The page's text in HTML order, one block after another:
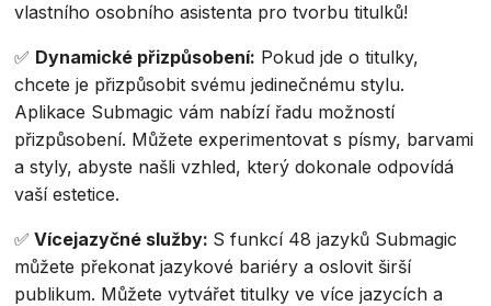
vlastního osobního asistenta pro tvorbu titulků!
✅ Dynamické přizpůsobení: Pokud jde o titulky,
chcete je přizpůsobit svému jedinečnému stylu.
Aplikace Submagic vám nabízí řadu možností
přizpůsobení. Můžete experimentovat s písmy, barvami
a styly, abyste našli vzhled, který dokonale odpovídá
vaší estetice.
✅ Vícejazyčné služby: S funkcí 48 jazyků Submagic
můžete překonat jazykové bariéry a oslovit širší
publikum. Můžete vytvářet titulky ve více jazycích a